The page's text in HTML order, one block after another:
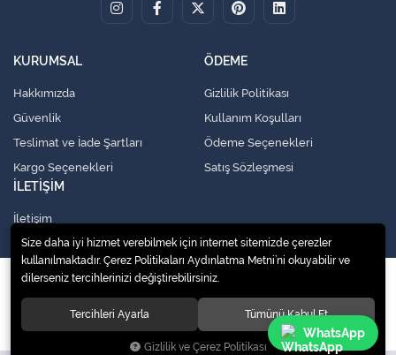
WhatsApp
KURUMSAL
Hakkımızda
Güvenlik
Teslimat ve İade Şartları
Kargo Seçenekleri
ÖDEME
Gizlilik Politikası
Kullanım Koşulları
Ödeme Seçenekleri
Satış Sözleşmesi
İLETİŞİM
İletişim
© 2020Küresel Soğutma Sistemleri Yedek Parça San. Ve Tic. Ltd. Şti.
Size daha iyi hizmet verebilmek için internet sitemizde çerezler
kullanılmaktadır. Çerez Politikaları Aydınlatma Metni’ni okuyabilir ve
dilerseniz tercihlerinizi değiştirebilirsiniz.
Tercihleri Ayarla Tümünü Kabul Et
Gizlilik ve Çerez Politikası